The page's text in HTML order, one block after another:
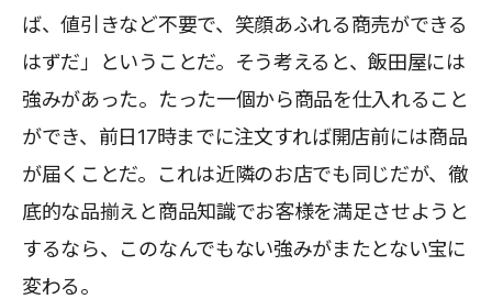
ば、値引きなど不要で、笑顔あふれる商売ができる
はずだ」ということだ。そう考えると、飯田屋には
強みがあった。たった一個から商品を仕入れること
ができ、前日17時までに注文すれば開店前には商品
が届くことだ。これは近隣のお店でも同じだが、徹
底的な品揃えと商品知識でお客様を満足させようと
するなら、このなんでもない強みがまたとない宝に
変わる。